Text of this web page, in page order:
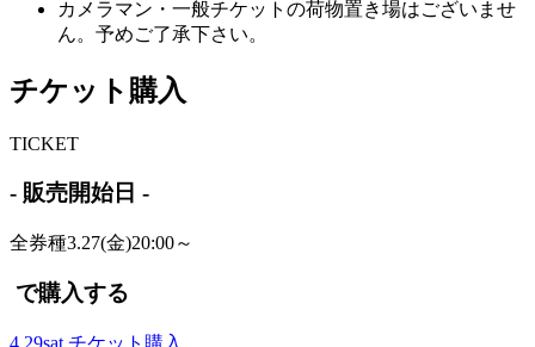
カメラマン・一般チケットの荷物置き場はございませ
ん。予めご了承下さい。
チケット購入
TICKET
- 販売開始日 -
全券種3.27(金)20:00～
で購入する